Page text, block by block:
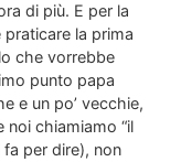
di più. E per la
la prima
che vorrebbe
punto papa
e un po’ vecchie,
noi chiamiamo “il
fa per dire), non